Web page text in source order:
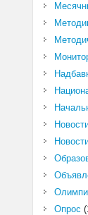
Опрос